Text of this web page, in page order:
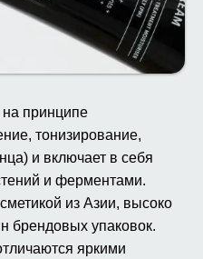
на принципе
тонизирование,
и включает в себя
и ферментами.
из Азии, высоко
брендовых упаковок.
яркими